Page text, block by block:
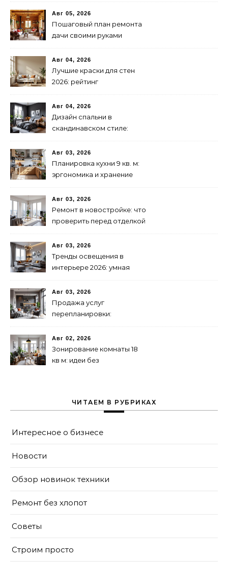
Авг 05, 2026
Пошаговый план ремонта
дачи своими руками
Авг 04, 2026
Лучшие краски для стен
2026: рейтинг
стойкости
Авг 04, 2026
Дизайн спальни в
скандинавском стиле:
Авг 03, 2026
Планировка кухни 9 кв. м:
эргономика и хранение
Авг 03, 2026
Ремонт в новостройке: что
проверить перед отделкой
Авг 03, 2026
Тренды освещения в
интерьере 2026: умная
лампы
Авг 03, 2026
Продажа услуг
перепланировки:
руководство
Авг 02, 2026
Зонирование комнаты 18
кв м: идеи без
ЧИТАЕМ В РУБРИКАХ
Интересное о бизнесе
Новости
Обзор новинок техники
Ремонт без хлопот
Советы
Строим просто